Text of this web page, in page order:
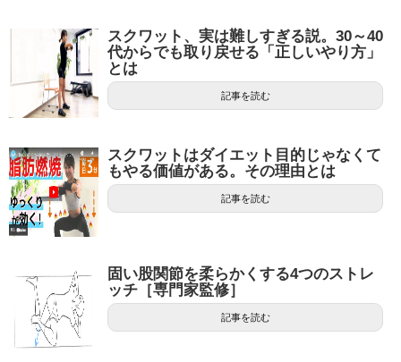
スクワット、実は難しすぎる説。30～40
代からでも取り戻せる「正しいやり方」
とは
記事を読む
スクワットはダイエット目的じゃなくて
もやる価値がある。その理由とは
記事を読む
固い股関節を柔らかくする4つのストレ
ッチ［専門家監修］
記事を読む